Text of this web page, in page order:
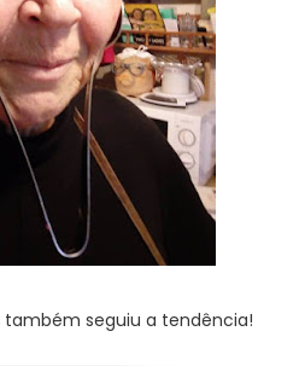
também seguiu a tendência!